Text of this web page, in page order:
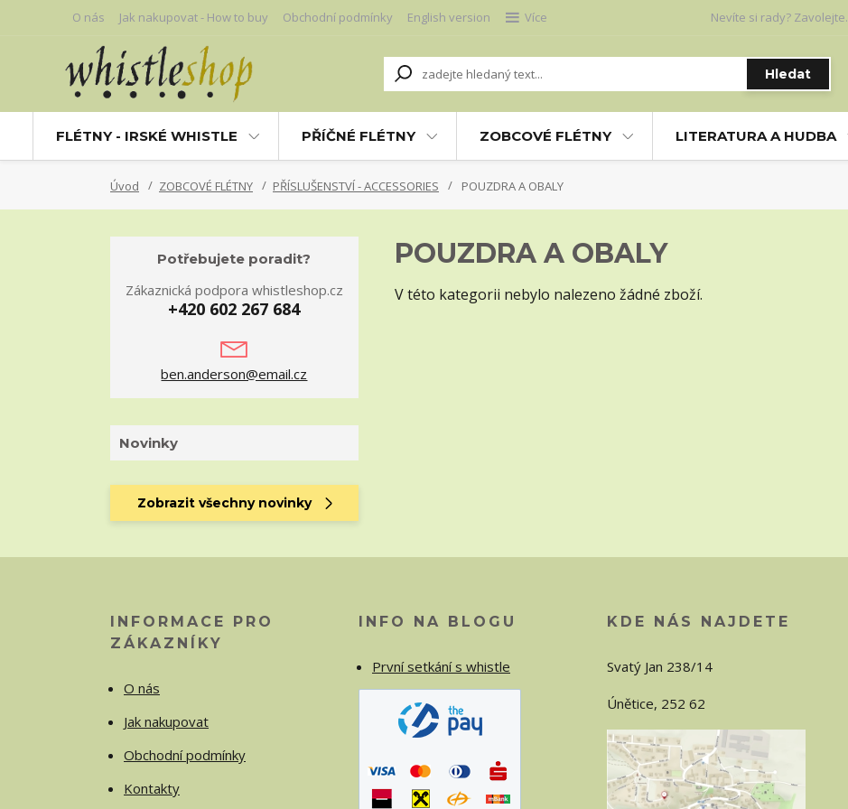
O nás Jak nakupovat - How to buy Obchodní podmínky English version Více
Hledat
Nevíte si rady? Zavolejte.
FLÉTNY - IRSKÉ WHISTLE PŘÍČNÉ FLÉTNY ZOBCOVÉ FLÉTNY LITERATURA A HUDBA
Úvod ZOBCOVÉ FLÉTNY PŘÍSLUŠENSTVÍ - ACCESSORIES POUZDRA A OBALY
POUZDRA A OBALY
V této kategorii nebylo nalezeno žádné zboží.
Potřebujete poradit?
Zákaznická podpora whistleshop.cz
+420 602 267 684
ben.anderson@email.cz
Novinky
Zobrazit všechny novinky
INFORMACE PRO
ZÁKAZNÍKY
O nás
Jak nakupovat
Obchodní podmínky
Kontakty
INFO NA BLOGU
První setkání s whistle
KDE NÁS NAJDETE
Svatý Jan 238/14
Únětice, 252 62